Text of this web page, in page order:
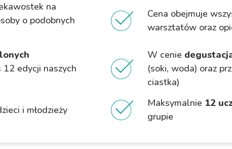
na
o podobnych
Cena obejmuje
warsztatów oraz
12 edycji naszych
W cenie
(soki, woda) oraz
ciastka)
i młodzieży
Maksymalnie 12
grupie